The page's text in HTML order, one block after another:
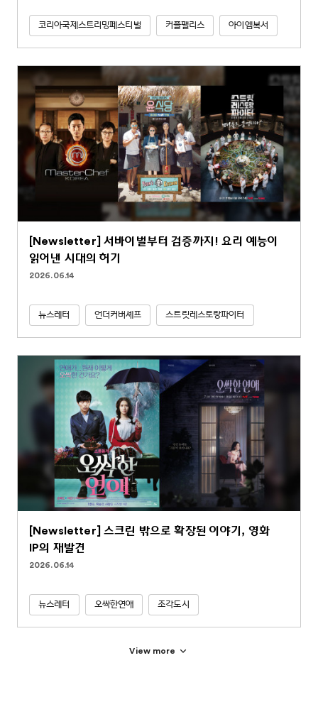
코리아국제스트리밍페스티벌 커플팰리스 아이엠복서
[Newsletter] 서바이벌부터 검증까지! 요리 예능이
읽어낸 시대의 허기
2026.06.14
뉴스레터 언더커버셰프 스트릿레스토랑파이터
[Newsletter] 스크린 밖으로 확장된 이야기, 영화
IP의 재발견
2026.06.14
뉴스레터 오싹한연애 조각도시
View more